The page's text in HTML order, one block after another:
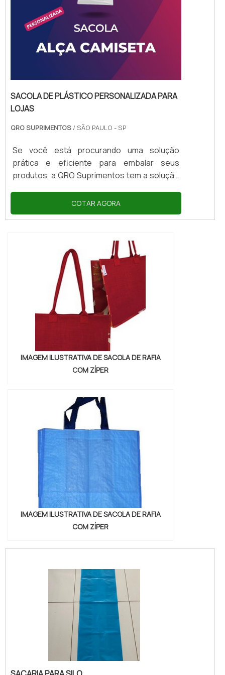
SACOLA DE PLÁSTICO PERSONALIZADA PARA
LOJAS
QRO SUPRIMENTOS / SÃO PAULO - SP
Se você está procurando uma solução
prática e eficiente para embalar seus
produtos, a QRO Suprimentos tem a solução
personalizada para lojas. Com ela, você
pode garantir a segurança e a praticidade
suas compras com tranquilidade.As sacolas
são produzidas com materiais de alta
qualidade, resistentes e duráveis, que
garantem a proteção dos produtos e a
COTAR AGORA
IMAGEM ILUSTRATIVA DE SACOLA DE RAFIA
COM ZÍPER
IMAGEM ILUSTRATIVA DE SACOLA DE RAFIA
COM ZÍPER